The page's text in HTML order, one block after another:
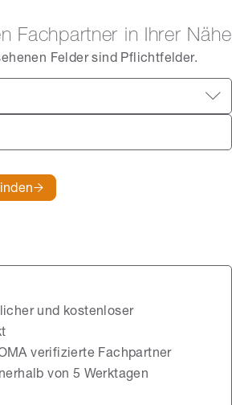
Fachpartner in Ihrer Nähe
Felder sind Pflichtfelder.
und kostenloser
verifizierte Fachpartner
von 5 Werktagen